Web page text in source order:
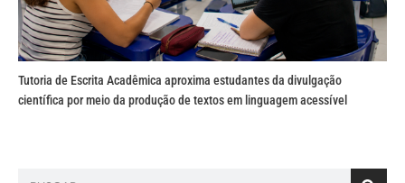
Tutoria de Escrita Acadêmica aproxima estudantes da divulgação
científica por meio da produção de textos em linguagem acessível